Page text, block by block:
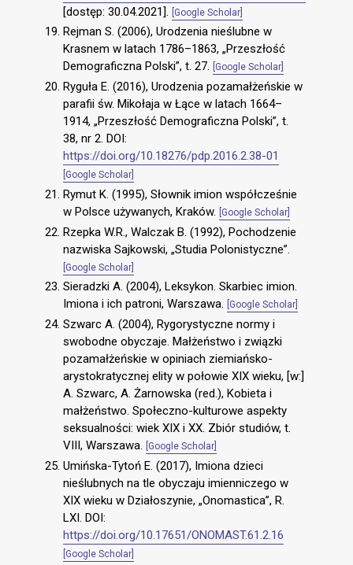
[dostęp: 30.04.2021].
[Google Scholar]
Rejman S. (2006), Urodzenia nieślubne w
Krasnem w latach 1786–1863, „Przeszłość
Demograficzna Polski”, t. 27.
[Google Scholar]
Ryguła E. (2016), Urodzenia pozamałżeńskie w
parafii św. Mikołaja w Łące w latach 1664–
1914, „Przeszłość Demograficzna Polski”, t.
38, nr 2. DOI:
https://doi.org/10.18276/pdp.2016.2.38-01
[Google Scholar]
Rymut K. (1995), Słownik imion współcześnie
w Polsce używanych, Kraków.
[Google Scholar]
Rzepka W.R., Walczak B. (1992), Pochodzenie
nazwiska Sajkowski, „Studia Polonistyczne”.
[Google Scholar]
Sieradzki A. (2004), Leksykon. Skarbiec imion.
Imiona i ich patroni, Warszawa.
[Google Scholar]
Szwarc A. (2004), Rygorystyczne normy i
swobodne obyczaje. Małżeństwo i związki
pozamałżeńskie w opiniach ziemiańsko-
arystokratycznej elity w połowie XIX wieku, [w:]
A. Szwarc, A. Żarnowska (red.), Kobieta i
małżeństwo. Społeczno-kulturowe aspekty
seksualności: wiek XIX i XX. Zbiór studiów, t.
VIII, Warszawa.
[Google Scholar]
Umińska-Tytoń E. (2017), Imiona dzieci
nieślubnych na tle obyczaju imienniczego w
XIX wieku w Działoszynie, „Onomastica”, R.
LXI. DOI:
https://doi.org/10.17651/ONOMAST.61.2.16
[Google Scholar]